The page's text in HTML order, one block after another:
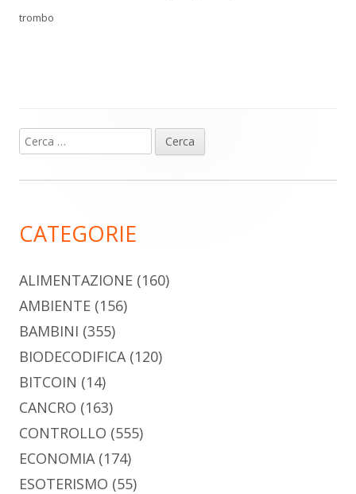
trombo
Barra
laterale
Ricerca
per:
CATEGORIE
ALIMENTAZIONE (160)
AMBIENTE (156)
BAMBINI (355)
BIODECODIFICA (120)
BITCOIN (14)
CANCRO (163)
CONTROLLO (555)
ECONOMIA (174)
ESOTERISMO (55)